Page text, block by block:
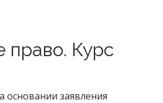
право. Курс
основании заявления